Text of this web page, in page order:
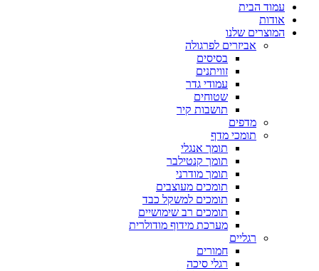
עמוד הבית
אודות
המוצרים שלנו
אביזרים לפרגולה
בסיסים
זוויתנים
עמודי גדר
שטוחים
תושבות קיר
מדפים
תומכי מדף
תומך אנגלי
תומך קנטילבר
תומך מודרני
תומכים מעוצבים
תומכים למשקל כבד
תומכים רב שימושיים
מערכת מידוף מודולרית
רגליים
חמורים
רגלי סיכה